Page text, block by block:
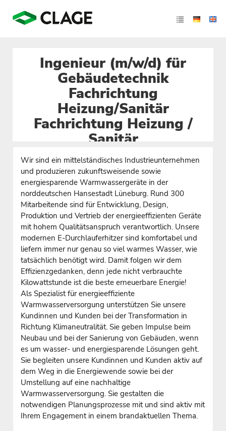
Ingenieur (m/w/d) für
Gebäudetechnik
Fachrichtung
Heizung/Sanitär
Fachrichtung Heizung /
Sanitär
Wir sind ein mittelständisches Industrieunternehmen
und produzieren zukunftsweisende sowie
energiesparende Warmwassergeräte in der
norddeutschen Hansestadt Lüneburg. Rund 300
Mitarbeitende sind für Entwicklung, Design,
Produktion und Vertrieb der energieeffizienten Geräte
mit hohem Qualitätsanspruch verantwortlich. Unsere
modernen E-Durchlauferhitzer sind komfortabel und
liefern immer nur genau so viel warmes Wasser, wie
tatsächlich benötigt wird. Damit folgen wir dem
Effizienzgedanken, denn jede nicht verbrauchte
Kilowattstunde ist die beste erneuerbare Energie!
Als Spezialist für energieeffiziente
Warmwasserversorgung unterstützen Sie unsere
Kundinnen und Kunden bei der Transformation in
Richtung Klimaneutralität. Sie geben Impulse beim
Neubau und bei der Sanierung von Gebäuden, wenn
es um wasser- und energiesparende Lösungen geht.
Sie begleiten unsere Kundinnen und Kunden aktiv auf
dem Weg in die Energiewende sowie bei der
Umstellung auf eine nachhaltige
Warmwasserversorgung. Sie gestalten die
notwendigen Planungsprozesse mit und sind aktiv mit
Ihrem Engagement in einem brandaktuellen Thema.